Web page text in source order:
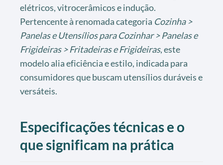
elétricos, vitrocerâmicos e indução.
Pertencente à renomada categoria Cozinha >
Panelas e Utensílios para Cozinhar > Panelas e
Frigideiras > Fritadeiras e Frigideiras, este
modelo alia eficiência e estilo, indicada para
consumidores que buscam utensílios duráveis e
versáteis.
Especificações técnicas e o
que significam na prática